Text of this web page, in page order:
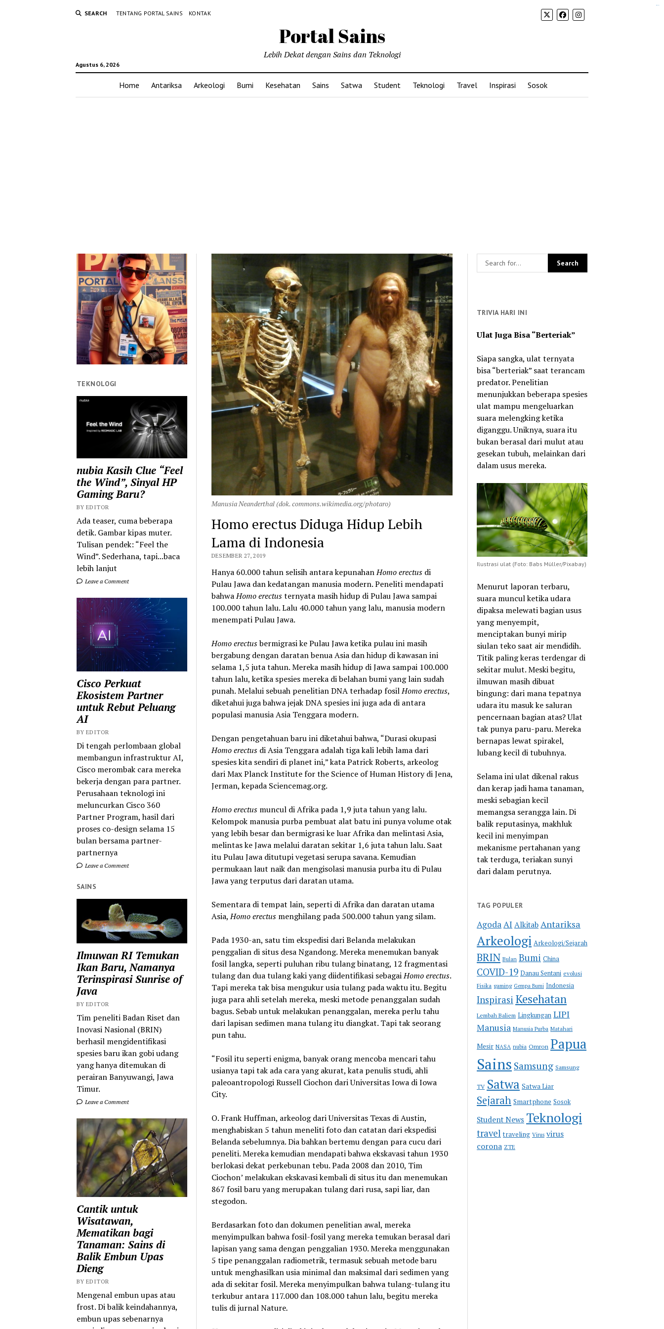
SEARCH TENTANG PORTAL SAINS KONTAK
Portal Sains
Agustus 6, 2026
Lebih Dekat dengan Sains dan Teknologi
Home Antariksa Arkeologi Bumi Kesehatan Sains Satwa Student Teknologi Travel Inspirasi Sosok
TEKNOLOGI
nubia Kasih Clue “Feel
the Wind”, Sinyal HP
Gaming Baru?
BY EDITOR
Ada teaser, cuma beberapa
detik. Gambar kipas muter.
Tulisan pendek: “Feel the
Wind”. Sederhana, tapi...baca
lebih lanjut
Leave a Comment
Cisco Perkuat
Ekosistem Partner
untuk Rebut Peluang
AI
BY EDITOR
Di tengah perlombaan global
membangun infrastruktur AI,
Cisco merombak cara mereka
bekerja dengan para partner.
Perusahaan teknologi ini
meluncurkan Cisco 360
Partner Program, hasil dari
proses co-design selama 15
bulan bersama partner-
partnernya
Leave a Comment
SAINS
Ilmuwan RI Temukan
Ikan Baru, Namanya
Terinspirasi Sunrise of
Java
BY EDITOR
Tim peneliti Badan Riset dan
Inovasi Nasional (BRIN)
berhasil mengidentifikasi
spesies baru ikan gobi udang
yang hanya ditemukan di
perairan Banyuwangi, Jawa
Timur.
Leave a Comment
Cantik untuk
Wisatawan,
Mematikan bagi
Tanaman: Sains di
Balik Embun Upas
Dieng
BY EDITOR
Mengenal embun upas atau
frost. Di balik keindahannya,
embun upas sebenarnya
Manusia Neanderthal (dok. commons.wikimedia.org/photaro)
Homo erectus Diduga Hidup Lebih
Lama di Indonesia
DESEMBER 27, 2019
Hanya 60.000 tahun selisih antara kepunahanHomo erectusdi
Pulau Jawa dan kedatangan manusia modern. Peneliti mendapati
bahwaHomo erectusternyata masih hidup di Pulau Jawa sampai
100.000 tahun lalu. Lalu 40.000 tahun yang lalu, manusia modern
menempati Pulau Jawa.
Homo erectusbermigrasi ke Pulau Jawa ketika pulau ini masih
bergabung dengan daratan benua Asia dan hidup di kawasan ini
selama 1,5 juta tahun. Mereka masih hidup di Jawa sampai 100.000
tahun lalu, ketika spesies mereka di belahan bumi yang lain sudah
punah. Melalui sebuah penelitian DNA terhadap fosilHomo erectus,
diketahui juga bahwa jejak DNA spesies ini juga ada di antara
populasi manusia Asia Tenggara modern.
Dengan pengetahuan baru ini diketahui bahwa, “Durasi okupasi
Homo erectusdi Asia Tenggara adalah tiga kali lebih lama dari
spesies kita sendiri di planet ini,” kata Patrick Roberts, arkeolog
dari Max Planck Institute for the Science of Human History di Jena,
Jerman, kepada Sciencemag.org.
Homo erectusmuncul di Afrika pada 1,9 juta tahun yang lalu.
Kelompok manusia purba pembuat alat batu ini punya volume otak
yang lebih besar dan bermigrasi ke luar Afrika dan melintasi Asia,
melintas ke Jawa melalui daratan sekitar 1,6 juta tahun lalu. Saat
itu Pulau Jawa ditutupi vegetasi serupa savana. Kemudian
permukaan laut naik dan mengisolasi manusia purba itu di Pulau
Jawa yang terputus dari daratan utama.
Sementara di tempat lain, seperti di Afrika dan daratan utama
Asia,Homo erectusmenghilang pada 500.000 tahun yang silam.
Pada 1930-an, satu tim ekspedisi dari Belanda melakukan
penggalian di situs desa Ngandong. Mereka menemukan banyak
fosil langka, seperti puluhan ribu tulang binatang, 12 fragmentasi
tulang dan dua tulang kaki yang diidentifikasi sebagaiHomo erectus.
Tapi mereka tak bisa mengukur usia tulang pada waktu itu. Begitu
juga para ahli setelah mereka, meski metode penanggalan sudah
bagus. Sebab untuk melakukan penanggalan, mereka perlu tahu
dari lapisan sedimen mana tulang itu diangkat. Tapi tak seorang
pun tahu.
“Fosil itu seperti enigma, banyak orang mencoba mencari tahu
usianya tapi tak ada cara yang akurat, kata penulis studi, ahli
paleoantropologi Russell Ciochon dari Universitas Iowa di Iowa
City.
O. Frank Huffman, arkeolog dari Universitas Texas di Austin,
menghabiskan 5 tahun meneliti foto dan catatan dari ekspedisi
Belanda sebelumnya. Dia bahkan bertemu dengan para cucu dari
peneliti. Mereka kemudian mendapati bahwa ekskavasi tahun 1930
berlokasi dekat perkebunan tebu. Pada 2008 dan 2010, Tim
Ciochon’ melakukan ekskavasi kembali di situs itu dan menemukan
867 fosil baru yang merupakan tulang dari rusa, sapi liar, dan
stegodon.
Berdasarkan foto dan dokumen penelitian awal, mereka
menyimpulkan bahwa fosil-fosil yang mereka temukan berasal dari
lapisan yang sama dengan penggalian 1930. Mereka menggunakan
5 tipe penanggalan radiometrik, termasuk sebuah metode baru
untuk menghasilkan usia minimal dan maksimal dari sedimen yang
ada di sekitar fosil. Mereka menyimpulkan bahwa tulang-tulang itu
terkubur antara 117.000 dan 108.000 tahun lalu, begitu mereka
tulis di jurnal Nature.
TRIVIA HARI INI
Ulat Juga Bisa “Berteriak”
Siapa sangka, ulat ternyata
bisa “berteriak” saat terancam
predator. Penelitian
menunjukkan beberapa spesies
ulat mampu mengeluarkan
suara melengking ketika
diganggu. Uniknya, suara itu
bukan berasal dari mulut atau
gesekan tubuh, melainkan dari
dalam usus mereka.
Ilustrasi ulat (Foto: Babs Müller/Pixabay)
Menurut laporan terbaru,
suara muncul ketika udara
dipaksa melewati bagian usus
yang menyempit,
menciptakan bunyi mirip
siulan teko saat air mendidih.
Titik paling keras terdengar di
sekitar mulut. Meski begitu,
ilmuwan masih dibuat
bingung: dari mana tepatnya
udara itu masuk ke saluran
pencernaan bagian atas? Ulat
tak punya paru-paru. Mereka
bernapas lewat spirakel,
lubang kecil di tubuhnya.
Selama ini ulat dikenal rakus
dan kerap jadi hama tanaman,
meski sebagian kecil
memangsa serangga lain. Di
balik reputasinya, makhluk
kecil ini menyimpan
mekanisme pertahanan yang
tak terduga, teriakan sunyi
dari dalam perutnya.
TAG POPULER
AgodaAI AlkitabAntariksa
Arkeologi Arkeologi/Sejarah
BRIN Bulan Bumi China
COVID-19 Danau Sentani evolusi
Fisika gaming Gempa Bumi Indonesia
Inspirasi Kesehatan
Lembah Baliem Lingkungan LIPI
Manusia Manusia Purba Matahari
Mesir NASA nubia Omron Papua
Sains Samsung Samsung
TV Satwa Satwa Liar
Sejarah Smartphone Sosok
Student News Teknologi
travel traveling Virus virus
corona ZTE